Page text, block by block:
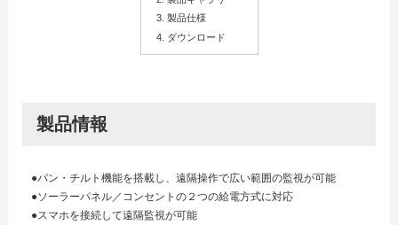
製品仕様
ダウンロード
製品情報
●パン・チルト機能を搭載し、遠隔操作で広い範囲の監視が可能
●ソーラーパネル／コンセントの２つの給電方式に対応
●スマホを接続して遠隔監視が可能